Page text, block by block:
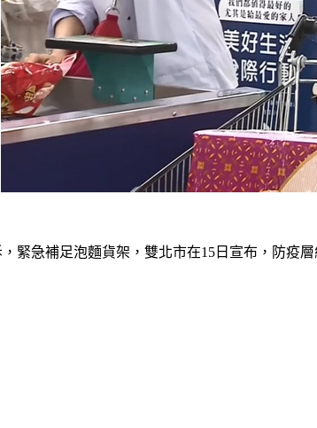
緊急補足泡麵貨架，雙北市在15日宣布，防疫